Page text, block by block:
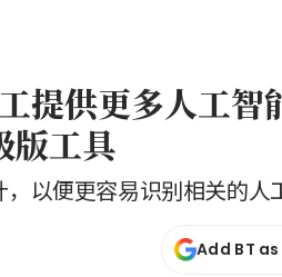
提供更多人工智
版工具
以便更容易识别相关的人
Add BT